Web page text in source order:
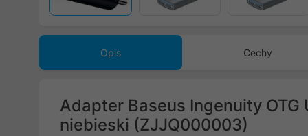
Opis Cechy
Adapter Baseus Ingenuity OTG
niebieski (ZJJQ000003)